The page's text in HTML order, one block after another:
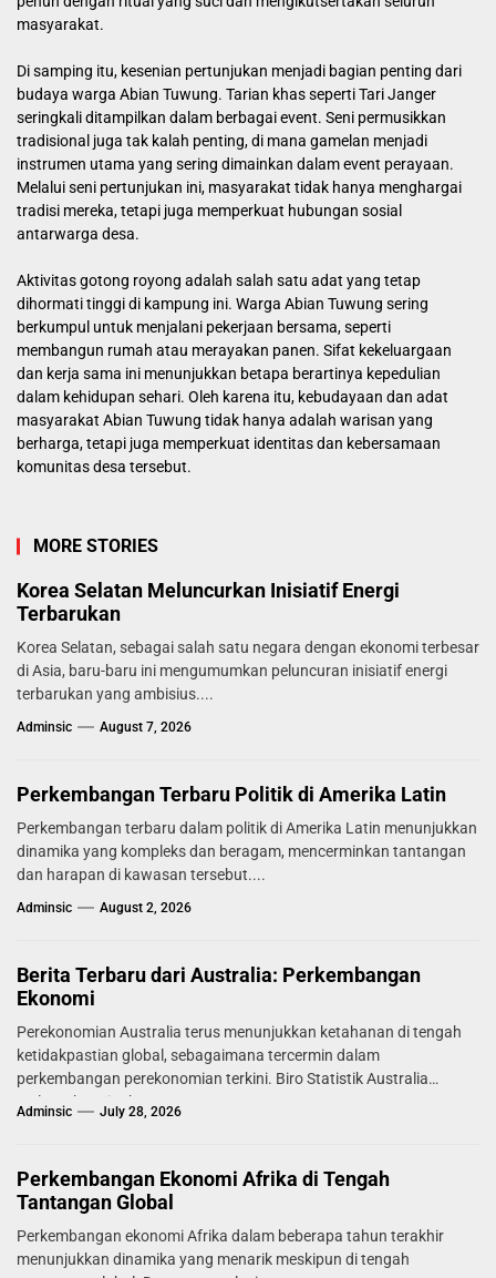
masyarakat.
Di samping itu, kesenian pertunjukan menjadi bagian penting dari
budaya warga Abian Tuwung. Tarian khas seperti Tari Janger
seringkali ditampilkan dalam berbagai event. Seni permusikkan
tradisional juga tak kalah penting, di mana gamelan menjadi
instrumen utama yang sering dimainkan dalam event perayaan.
Melalui seni pertunjukan ini, masyarakat tidak hanya menghargai
tradisi mereka, tetapi juga memperkuat hubungan sosial
antarwarga desa.
Aktivitas gotong royong adalah salah satu adat yang tetap
dihormati tinggi di kampung ini. Warga Abian Tuwung sering
berkumpul untuk menjalani pekerjaan bersama, seperti
membangun rumah atau merayakan panen. Sifat kekeluargaan
dan kerja sama ini menunjukkan betapa berartinya kepedulian
dalam kehidupan sehari. Oleh karena itu, kebudayaan dan adat
masyarakat Abian Tuwung tidak hanya adalah warisan yang
berharga, tetapi juga memperkuat identitas dan kebersamaan
komunitas desa tersebut.
MORE STORIES
Korea Selatan Meluncurkan Inisiatif Energi
Terbarukan
Korea Selatan, sebagai salah satu negara dengan ekonomi terbesar
di Asia, baru-baru ini mengumumkan peluncuran inisiatif energi
terbarukan yang ambisius....
Adminsic August 7, 2026
Perkembangan Terbaru Politik di Amerika Latin
Perkembangan terbaru dalam politik di Amerika Latin menunjukkan
dinamika yang kompleks dan beragam, mencerminkan tantangan
dan harapan di kawasan tersebut....
Adminsic August 2, 2026
Berita Terbaru dari Australia: Perkembangan
Ekonomi
Perekonomian Australia terus menunjukkan ketahanan di tengah
ketidakpastian global, sebagaimana tercermin dalam
perkembangan perekonomian terkini. Biro Statistik Australia
melaporkan tingkat...
Adminsic July 28, 2026
Perkembangan Ekonomi Afrika di Tengah
Tantangan Global
Perkembangan ekonomi Afrika dalam beberapa tahun terakhir
menunjukkan dinamika yang menarik meskipun di tengah